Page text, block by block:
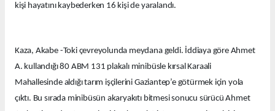
kişi hayatını kaybederken 16 kişi de yaralandı.
Kaza, Akabe -Toki çevreyolunda meydana geldi. İddiaya göre Ahmet
A. kullandığı 80 ABM 131 plakalı minibüsle kırsal Karaali
Mahallesinde aldığı tarım işçilerini Gaziantep’e götürmek için yola
çıktı. Bu sırada minibüsün akaryakıtı bitmesi sonucu sürücü Ahmet